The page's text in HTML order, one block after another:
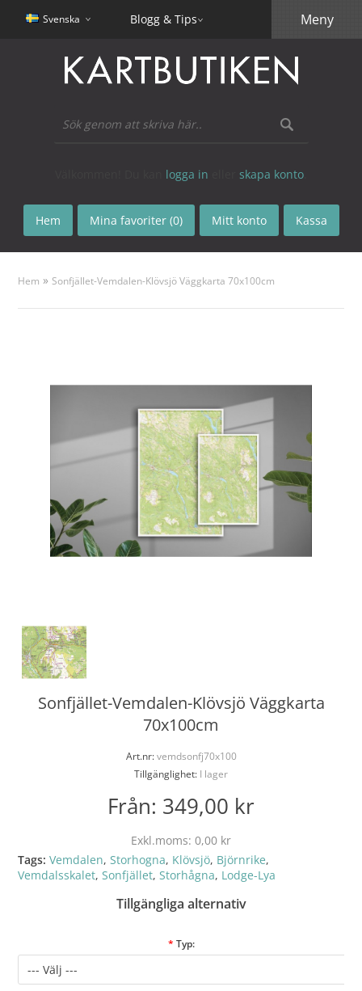
Svenska Blogg & Tips
logga in skapa konto
Hem Mina favoriter (0) Mitt konto Kassa
Meny
Hem » Sonfjället-Vemdalen-Klövsjö Väggkarta 70x100cm
Sonfjället-Vemdalen-Klövsjö Väggkarta
70x100cm
Art.nr:vemdsonfj70x100
Tillgänglighet: I lager
Från: 349,00 kr
Exkl.moms: 0,00 kr
Tags: Vemdalen,Storhogna, Klövsjö, Björnrike,
Vemdalsskalet,Sonfjället,Storhågna, Lodge-Lya
Tillgängliga alternativ
* Typ: